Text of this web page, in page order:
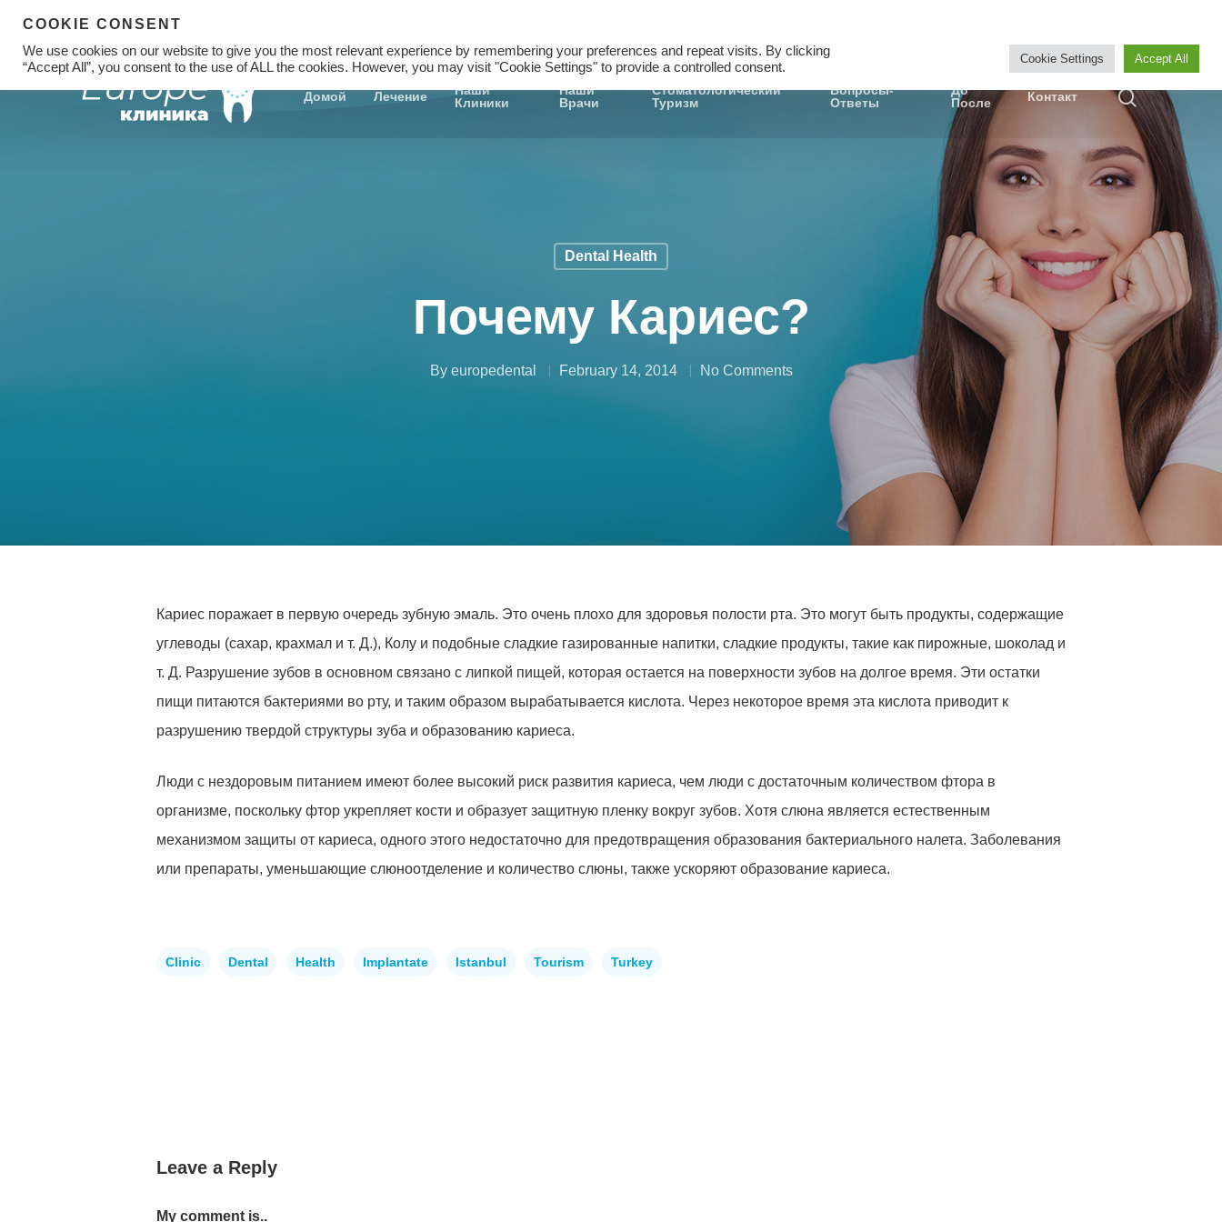
Домой Лечение
Наши
Клиники
Наши
Врачи
Стоматологический
Туризм
Вопросы-
Ответы
До
После
Контакт
Dental Health
Почему Кариес?
By europedental February 14, 2014 No Comments
Кариес поражает в первую очередь зубную эмаль. Это очень плохо для здоровья полости рта. Это могут быть продукты, содержащие
углеводы (сахар, крахмал и т. Д.), Колу и подобные сладкие газированные напитки, сладкие продукты, такие как пирожные, шоколад и
т. Д. Разрушение зубов в основном связано с липкой пищей, которая остается на поверхности зубов на долгое время. Эти остатки
пищи питаются бактериями во рту, и таким образом вырабатывается кислота. Через некоторое время эта кислота приводит к
разрушению твердой структуры зуба и образованию кариеса.
Люди с нездоровым питанием имеют более высокий риск развития кариеса, чем люди с достаточным количеством фтора в
организме, поскольку фтор укрепляет кости и образует защитную пленку вокруг зубов. Хотя слюна является естественным
механизмом защиты от кариеса, одного этого недостаточно для предотвращения образования бактериального налета. Заболевания
или препараты, уменьшающие слюноотделение и количество слюны, также ускоряют образование кариеса.
Clinic Dental Health Implantate Istanbul Tourism Turkey
Leave a Reply
My comment is..
COOKIE CONSENT
We use cookies on our website to give you the most relevant experience by remembering your preferences and repeat visits. By clicking
“Accept All”, you consent to the use of ALL the cookies. However, you may visit "Cookie Settings" to provide a controlled consent.
Cookie Settings Accept All